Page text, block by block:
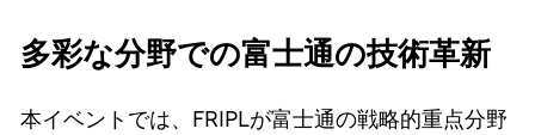
多彩な分野での富士通の技術革新
本イベントでは、FRIPLが富士通の戦略的重点分野